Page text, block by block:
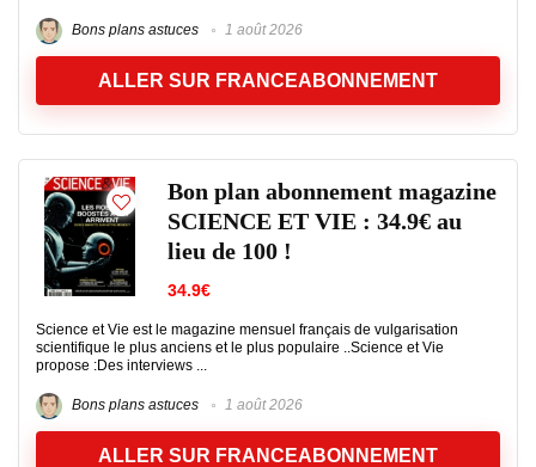
Bons plans astuces 1 août 2026
ALLER SUR FRANCEABONNEMENT
Bon plan abonnement magazine
SCIENCE ET VIE : 34.9€ au
lieu de 100 !
34.9€
Science et Vie est le magazine mensuel français de vulgarisation
scientifique le plus anciens et le plus populaire ..Science et Vie
propose :Des interviews ...
Bons plans astuces 1 août 2026
ALLER SUR FRANCEABONNEMENT